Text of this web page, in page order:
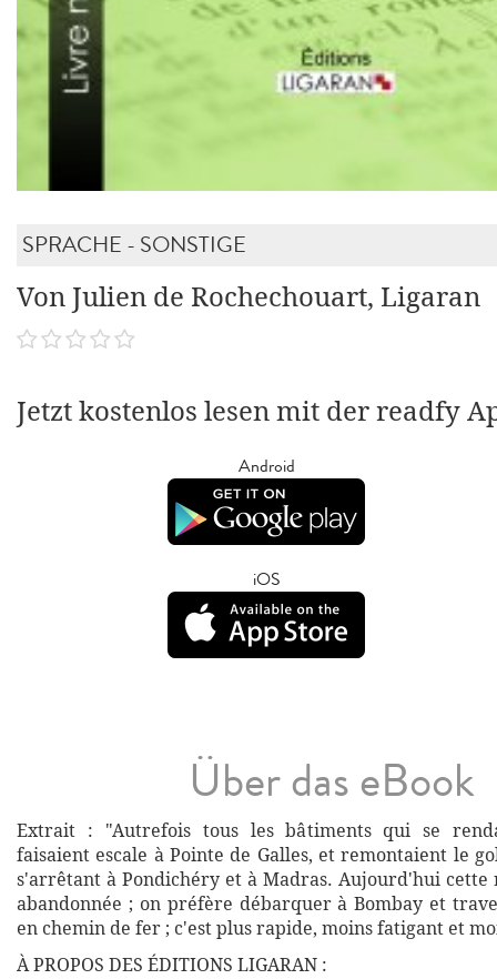
SPRACHE - SONSTIGE
Von Julien de Rochechouart, Ligaran
Jetzt kostenlos lesen mit der readfy
Android
iOS
Über das eBook
Extrait : "Autrefois tous les bâtiments qui se
faisaient escale à Pointe de Galles, et remontaient le
s'arrêtant à Pondichéry et à Madras. Aujourd'hui cette
abandonnée ; on préfère débarquer à Bombay et
en chemin de fer ; c'est plus rapide, moins fatigant et
À PROPOS DES ÉDITIONS LIGARAN :